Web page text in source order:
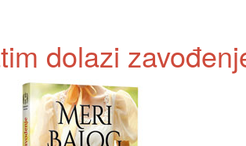
dolazi